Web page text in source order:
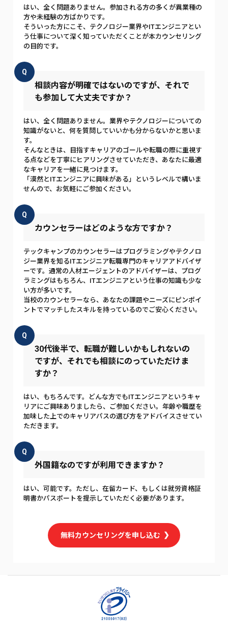
はい、全く問題ありません。参加される方の多くが異業種の
方や未経験の方ばかりです。
そういった方にこそ、テクノロジー業界やITエンジニアとい
う仕事について深く知っていただくことが本カウンセリング
の目的です。
Q
相談内容が明確ではないのですが、それで
も参加して大丈夫ですか？
はい、全く問題ありません。業界やテクノロジーについての
知識がないと、何を質問していいかも分からないかと思いま
す。
そんなときは、目指すキャリアのゴールや転職の際に重視す
る点などを丁寧にヒアリングさせていただき、あなたに最適
なキャリアを一緒に見つけます。
「漠然とITエンジニアに興味がある」というレベルで構いま
せんので、お気軽にご参加ください。
Q
カウンセラーはどのような方ですか？
テックキャンプのカウンセラーはプログラミングやテクノロ
ジー業界を知るITエンジニア転職専門のキャリアアドバイザ
ーです。通常の人材エージェントのアドバイザーは、プログ
ラミングはもちろん、ITエンジニアという仕事の知識も少な
い方が多いです。
当校のカウンセラーなら、あなたの課題やニーズにピンポイ
ントでマッチしたスキルを持っているのでご安心ください。
Q
30代後半で、転職が難しいかもしれないの
ですが、それでも相談にのっていただけま
すか？
はい、もちろんです。どんな方でもITエンジニアというキャ
リアにご興味ありましたら、ご参加ください。年齢や職歴を
加味した上でのキャリアパスの選び方をアドバイスさせてい
ただきます。
Q
外国籍なのですが利用できますか？
はい、可能です。ただし、在留カード、もしくは就労資格証
明書かパスポートを提示していただく必要があります。
無料カウンセリングを申し込む